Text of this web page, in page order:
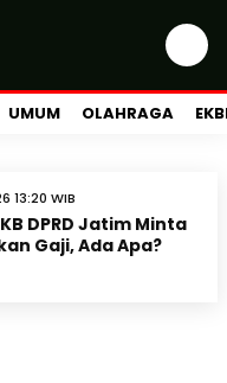
UMUM OLAHRAGA
13:20 WIB
DPRD Jatim Minta
Gaji, Ada Apa?